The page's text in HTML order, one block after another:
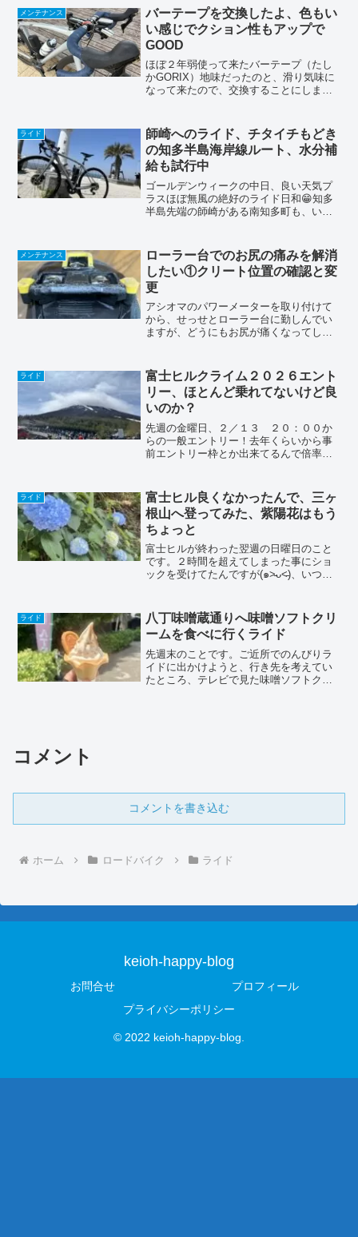
は何を着るのがベストなのかも全く分か
らない(￣∀￣)。...
メンテナンス
バーテープを交換したよ、色もい
い感じでクション性もアップで
GOOD
ほぼ２年弱使って来たバーテープ（たし
かGORIX）地味だったのと、滑り気味に
なって来たので、交換することにしまし
じエンドキャップはチョット地味かな〜
(^_-)バイクの...
ライド
師崎へのライド、チタイチもどき
の知多半島海岸線ルート、水分補
給も試行中
ゴールデンウィークの中日、良い天気プ
ラスほぼ無風の絶好のライド日和😁知多
半島先端の師崎がある南知多町も、いつ
ばかりなので、師崎へレッツゴー❣️走行距
離は、ざっと100...
メンテナンス
ローラー台でのお尻の痛みを解消
したい①クリート位置の確認と変
更
アシオマのパワーメーターを取り付けて
から、せっせとローラー台に勤しんでい
ますが、どうにもお尻が痛くなってしょ
って感じ。正直、足は残ってる感じなん
ですが、お尻が痛...
ライド
富士ヒルクライム２０２６エント
リー、ほとんど乗れてないけど良
いのか？
先週の金曜日、２／１３ ２０：００か
らの一般エントリー！去年くらいから事
前エントリー枠とか出来てるんで倍率爆
参加者②八ヶ岳高原ロングライド2025エ
ントリー者③M...
ライド
富士ヒル良くなかったんで、三ヶ
根山へ登ってみた、紫陽花はもう
ちょっと
富士ヒルが終わった翌週の日曜日のこと
です。２時間を超えてしまった事にショ
ックを受けてたんですが(๑˃̵ᴗ˂̵)、いつも
ムには届かなかったんですが、悪くは無
い感じで...
ライド
八丁味噌蔵通りへ味噌ソフトクリ
ームを食べに行くライド
先週末のことです。ご近所でのんびりラ
イドに出かけようと、行き先を考えてい
たところ、テレビで見た味噌ソフトクリ
コメント
コメントを書き込む
ホーム ロードバイク ライド
keioh-happy-blog
お問合せ
プロフィール
プライバシーポリシー
© 2022 keioh-happy-blog.